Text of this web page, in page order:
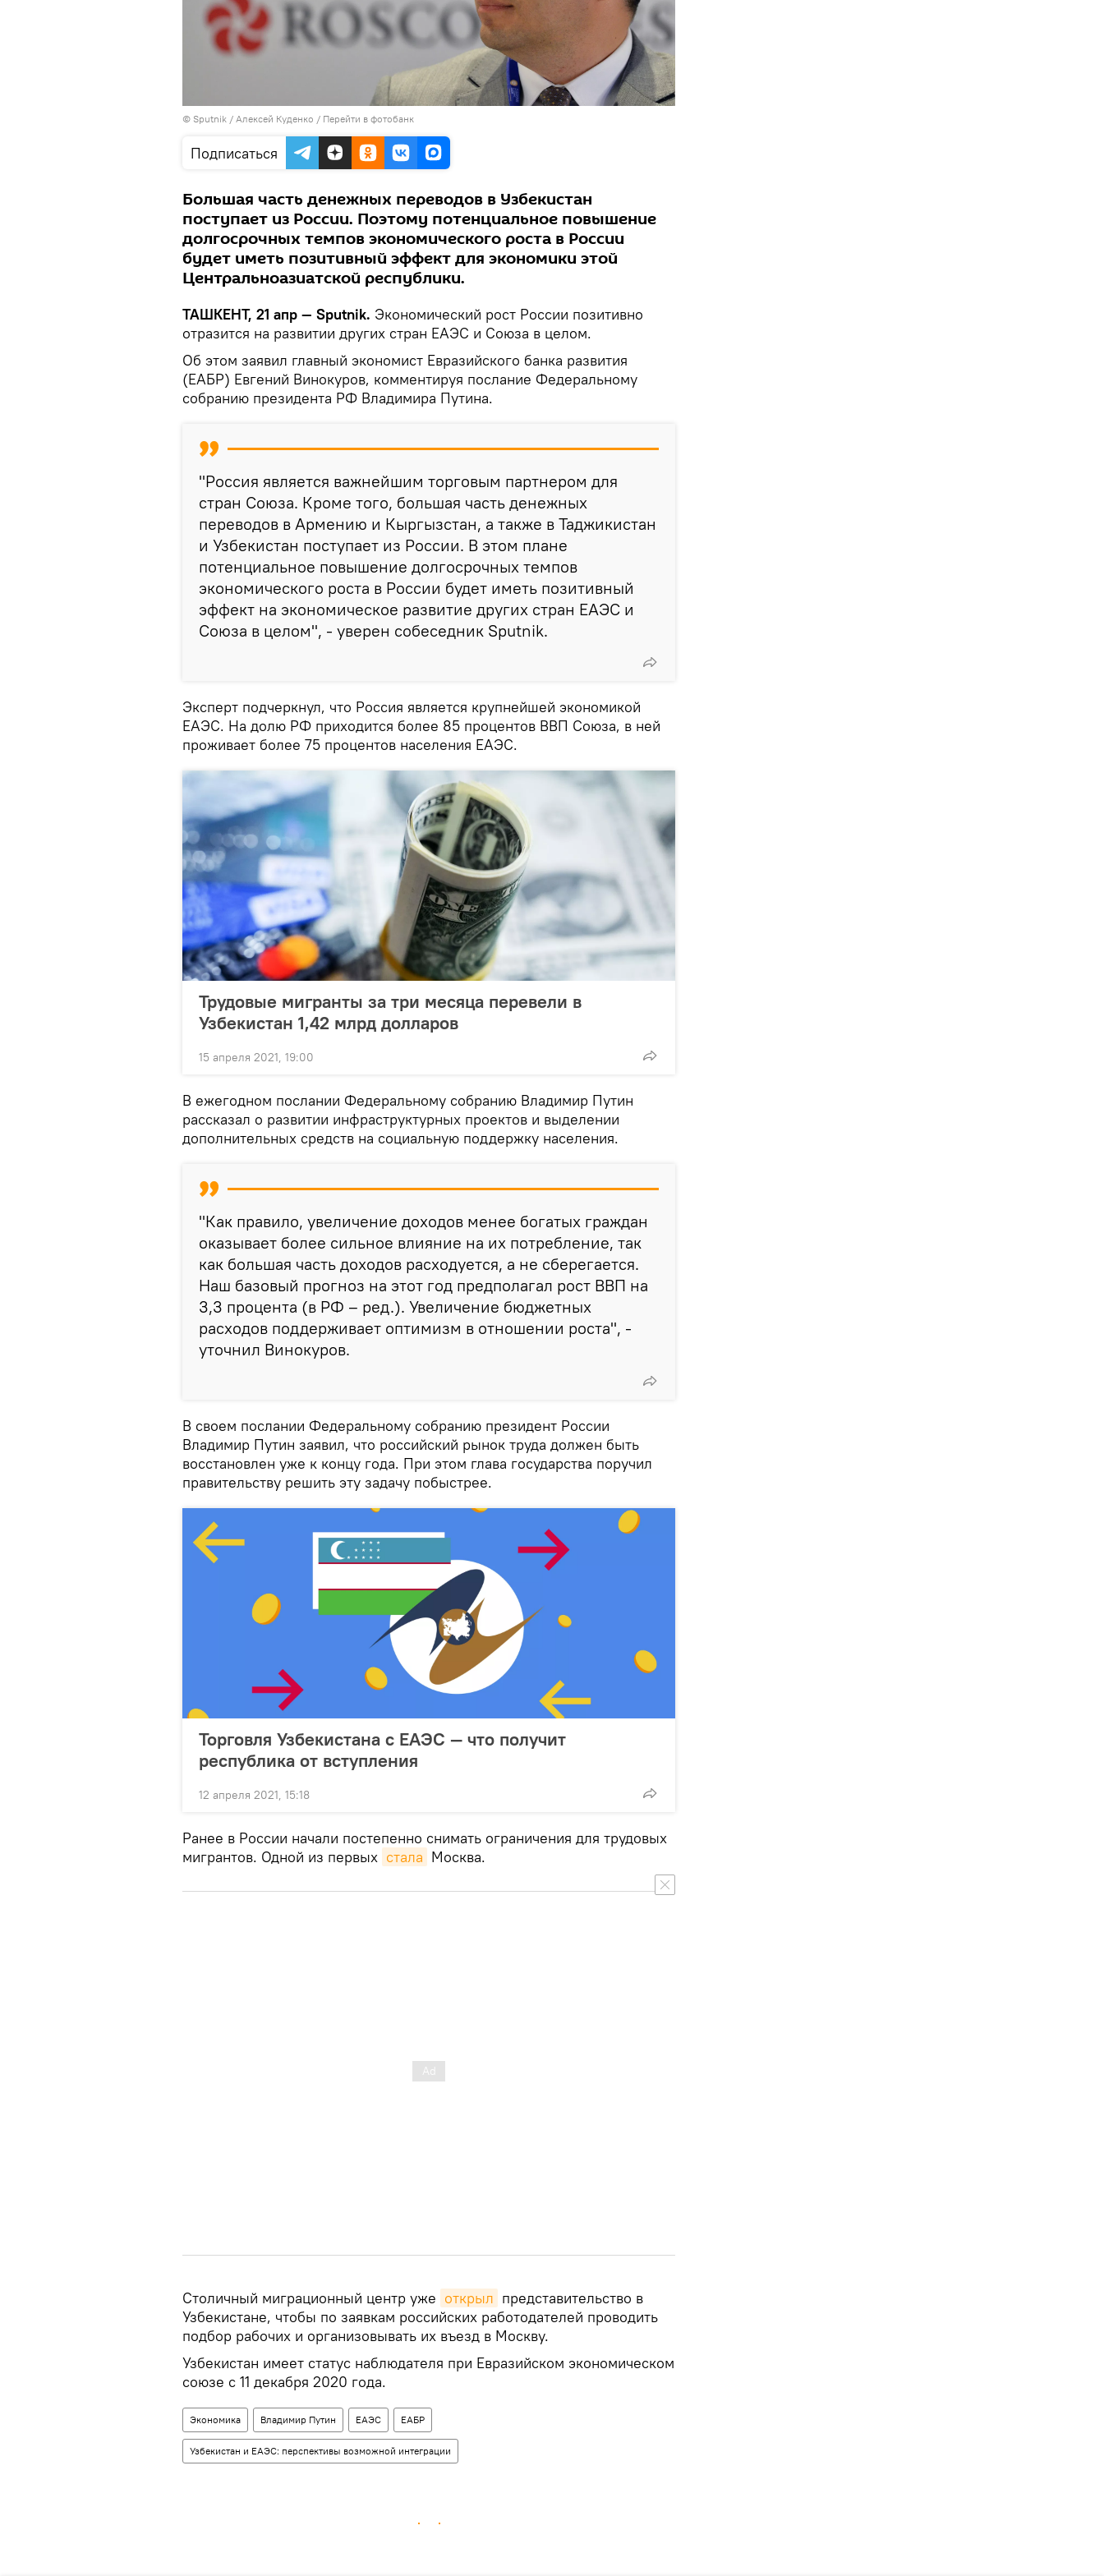
© Sputnik / Алексей Куденко / Перейти в фотобанк
Подписаться
Большая часть денежных переводов в Узбекистан
поступает из России. Поэтому потенциальное повышение
долгосрочных темпов экономического роста в России
будет иметь позитивный эффект для экономики этой
Центральноазиатской республики.
ТАШКЕНТ, 21 апр — Sputnik. Экономический рост России позитивно
отразится на развитии других стран ЕАЭС и Союза в целом.
Об этом заявил главный экономист Евразийского банка развития
(ЕАБР) Евгений Винокуров, комментируя послание Федеральному
собранию президента РФ Владимира Путина.
"Россия является важнейшим торговым партнером для
стран Союза. Кроме того, большая часть денежных
переводов в Армению и Кыргызстан, а также в Таджикистан
и Узбекистан поступает из России. В этом плане
потенциальное повышение долгосрочных темпов
экономического роста в России будет иметь позитивный
эффект на экономическое развитие других стран ЕАЭС и
Союза в целом", - уверен собеседник Sputnik.
Эксперт подчеркнул, что Россия является крупнейшей экономикой
ЕАЭС. На долю РФ приходится более 85 процентов ВВП Союза, в ней
проживает более 75 процентов населения ЕАЭС.
Трудовые мигранты за три месяца перевели в
Узбекистан 1,42 млрд долларов
15 апреля 2021, 19:00
В ежегодном послании Федеральному собранию Владимир Путин
рассказал о развитии инфраструктурных проектов и выделении
дополнительных средств на социальную поддержку населения.
"Как правило, увеличение доходов менее богатых граждан
оказывает более сильное влияние на их потребление, так
как большая часть доходов расходуется, а не сберегается.
Наш базовый прогноз на этот год предполагал рост ВВП на
3,3 процента (в РФ – ред.). Увеличение бюджетных
расходов поддерживает оптимизм в отношении роста", -
уточнил Винокуров.
В своем послании Федеральному собранию президент России
Владимир Путин заявил, что российский рынок труда должен быть
восстановлен уже к концу года. При этом глава государства поручил
правительству решить эту задачу побыстрее.
Торговля Узбекистана с ЕАЭС — что получит
республика от вступления
12 апреля 2021, 15:18
Ранее в России начали постепенно снимать ограничения для трудовых
мигрантов. Одной из первых стала Москва.
Столичный миграционный центр уже открыл представительство в
Узбекистане, чтобы по заявкам российских работодателей проводить
подбор рабочих и организовывать их въезд в Москву.
Узбекистан имеет статус наблюдателя при Евразийском экономическом
союзе с 11 декабря 2020 года.
Экономика Владимир Путин ЕАЭС ЕАБР
Узбекистан и ЕАЭС: перспективы возможной интеграции